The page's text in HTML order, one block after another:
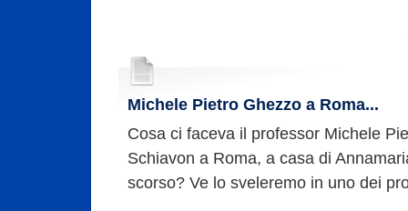
Michele Pietro Ghezzo a Roma...
Cosa ci faceva il professor Michele
Schiavon a Roma, a casa di
scorso? Ve lo sveleremo in uno dei